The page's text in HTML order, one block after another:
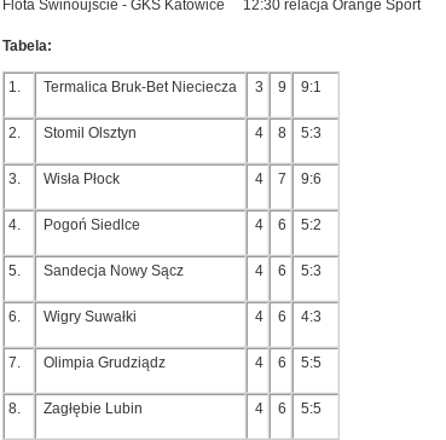
Flota Świnoujście - GKS Katowice 12:30 relacja Orange Sport
Tabela:
1. Termalica Bruk-Bet Nieciecza 3 9 9:1
2. Stomil Olsztyn 4 8 5:3
3. Wisła Płock 4 7 9:6
4. Pogoń Siedlce 4 6 5:2
5. Sandecja Nowy Sącz 4 6 5:3
6. Wigry Suwałki 4 6 4:3
7. Olimpia Grudziądz 4 6 5:5
8. Zagłębie Lubin 4 6 5:5